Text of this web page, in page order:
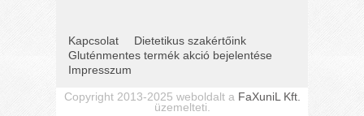
Kapcsolat
Dietetikus szakértőink
Gluténmentes termék akció bejelentése
Impresszum
Copyright 2013-2025 weboldalt a FaXuniL Kft.
üzemelteti.